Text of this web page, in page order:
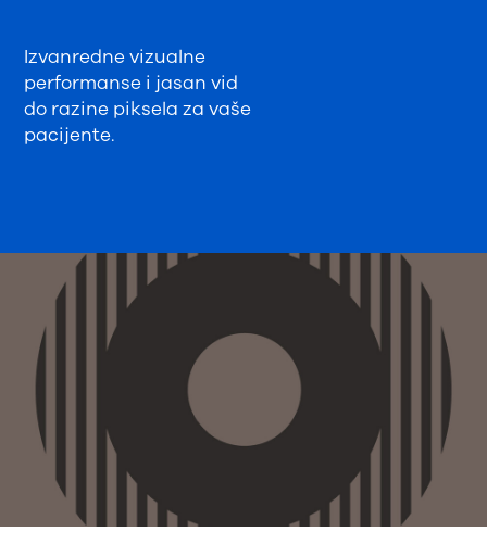
Izvanredne vizualne
performanse i jasan vid
do razine piksela za vaše
pacijente.